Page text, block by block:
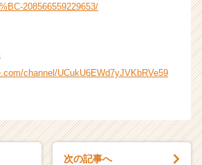
208566559229653/
channel/UCukU6EWd7yJVKbRVe59
次の記事へ